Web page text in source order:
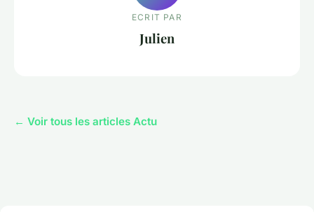
ECRIT PAR
Julien
← Voir tous les articles Actu